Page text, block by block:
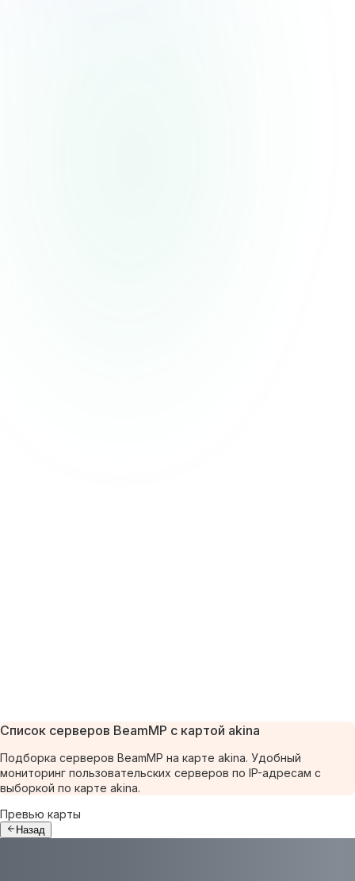
Список серверов BeamMP с картой akina
Подборка серверов BeamMP на карте akina. Удобный
мониторинг пользовательских серверов по IP-адресам с
выборкой по карте akina.
Превью карты
Назад